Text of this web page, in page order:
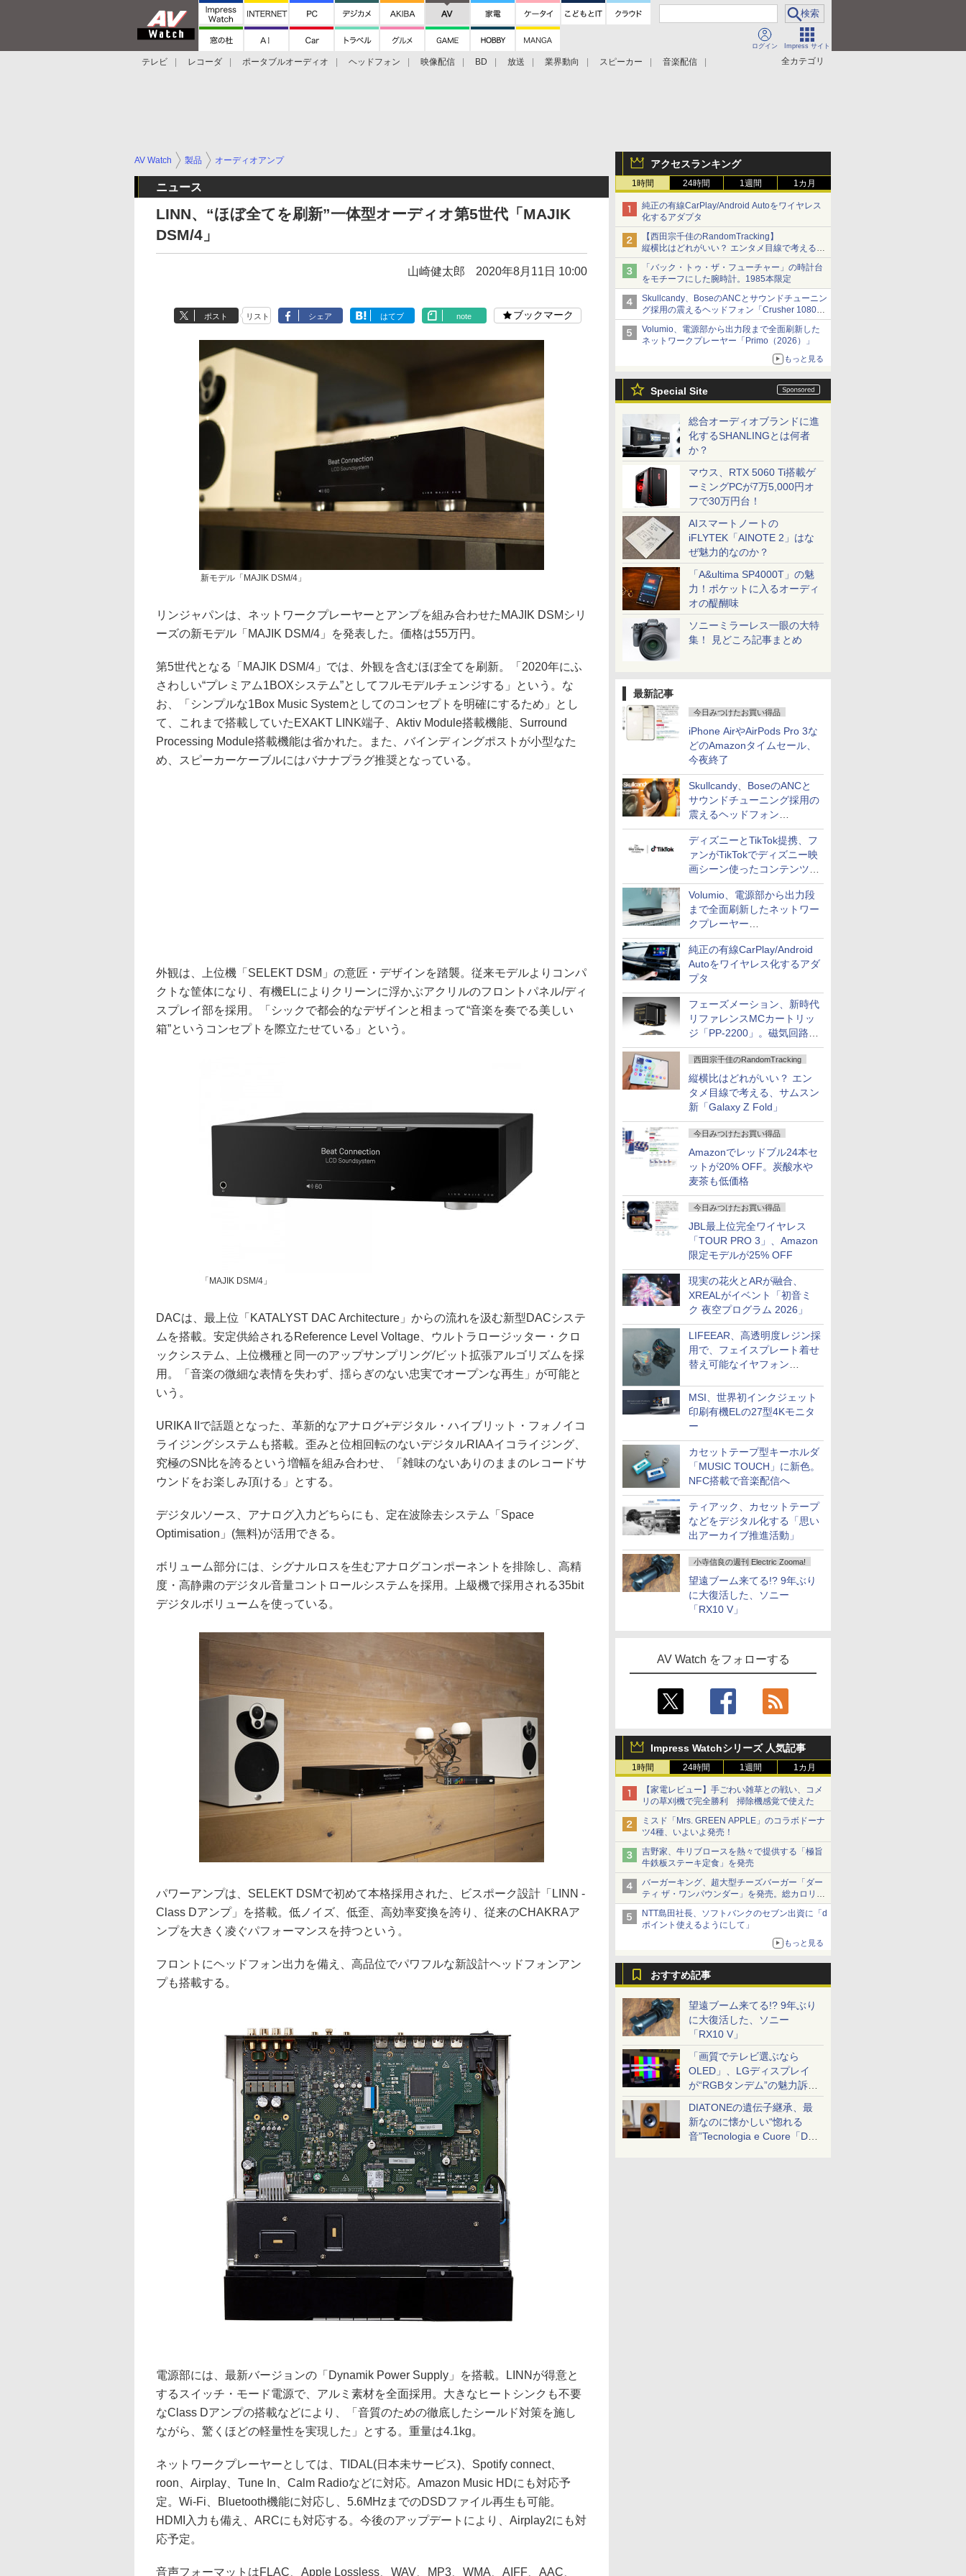
ログイン Impress サイト
全カテゴリ
テレビ レコーダ ポータブルオーディオ ヘッドフォン 映像配信 BD 放送 業界動向 スピーカー
音楽配信
アクセスランキング
1時間 24時間 1週間 1カ月
純正の有線CarPlay/Android Autoをワイヤレス
化するアダプタ
【西田宗千佳のRandomTracking】
縦横比はどれがいい？ エンタメ目線で考える、
サムスン新「Galaxy Z Fold」
「バック・トゥ・ザ・フューチャー」の時計台
をモチーフにした腕時計。1985本限定
Skullcandy、BoseのANCとサウンドチューニン
グ採用の震えるヘッドフォン「Crusher 1080
ANC」
Volumio、電源部から出力段まで全面刷新した
ネットワークプレーヤー「Primo（2026）」
もっと見る
Special Site
総合オーディオブランドに進
化するSHANLINGとは何者
か？
マウス、RTX 5060 Ti搭載ゲ
ーミングPCが7万5,000円オ
フで30万円台！
AIスマートノートの
iFLYTEK「AINOTE 2」はな
ぜ魅力的なのか？
「A&ultima SP4000T」の魅
力！ポケットに入るオーディ
オの醍醐味
ソニーミラーレス一眼の大特
集！ 見どころ記事まとめ
最新記事
今日みつけたお買い得品
iPhone AirやAirPods Pro 3な
どのAmazonタイムセール、
今夜終了
Skullcandy、BoseのANCと
サウンドチューニング採用の
震えるヘッドフォン
「Crusher 1080 ANC」
ディズニーとTikTok提携、フ
ァンがTikTokでディズニー映
画シーン使ったコンテンツ制
作、Disney+にも配信
Volumio、電源部から出力段
まで全面刷新したネットワー
クプレーヤー
「Primo（2026）」
純正の有線CarPlay/Android
Autoをワイヤレス化するアダ
プタ
フェーズメーション、新時代
リファレンスMCカートリッ
ジ「PP-2200」。磁気回路や
ハウジングを根本から見直し
西田宗千佳のRandomTracking
縦横比はどれがいい？ エン
タメ目線で考える、サムスン
新「Galaxy Z Fold」
今日みつけたお買い得品
Amazonでレッドブル24本セ
ットが20% OFF。炭酸水や
麦茶も低価格
今日みつけたお買い得品
JBL最上位完全ワイヤレス
「TOUR PRO 3」、Amazon
限定モデルが25% OFF
現実の花火とARが融合、
XREALがイベント「初音ミ
ク 夜空プログラム 2026」
LIFEEAR、高透明度レジン採
用で、フェイスプレート着せ
替え可能なイヤフォン
MSI、世界初インクジェット
印刷有機ELの27型4Kモニタ
ー
カセットテープ型キーホルダ
「MUSIC TOUCH」に新色。
NFC搭載で音楽配信へ
ティアック、カセットテープ
などをデジタル化する「思い
出アーカイブ推進活動」
小寺信良の週刊 Electric Zooma!
望遠ブーム来てる!? 9年ぶり
に大復活した、ソニー
「RX10 V」
AV Watch をフォローする
Impress Watchシリーズ 人気記事
1時間 24時間 1週間 1カ月
【家電レビュー】手ごわい雑草との戦い、コメ
リの草刈機で完全勝利 掃除機感覚で使えた
ミスド「Mrs. GREEN APPLE」のコラボドーナ
ツ4種、いよいよ発売！
吉野家、牛リブロースを熱々で提供する「極旨
牛鉄板ステーキ定食」を発売
バーガーキング、超大型チーズバーガー「ダー
ティ ザ・ワンパウンダー」を発売。総カロリー
約1656kcal、総重量約527g！
NTT島田社長、ソフトバンクのセブン出資に「d
ポイント使えるようにして」
もっと見る
おすすめ記事
望遠ブーム来てる!? 9年ぶり
に大復活した、ソニー
「RX10 V」
「画質でテレビ選ぶなら
OLED」、LGディスプレイ
が“RGBタンデム”の魅力訴
求。液晶とのガチ比較も
DIATONEの遺伝子継承、最
新なのに懐かしい“惚れる
音”Tecnologia e Cuore「DS-
AV Watch 製品 オーディオアンプ
ニュース
LINN、“ほぼ全てを刷新”一体型オーディオ第5世代「MAJIK
DSM/4」
山崎健太郎 2020年8月11日 10:00
ポスト リスト シェア はてブ note ブックマーク
新モデル「MAJIK DSM/4」
リンジャパンは、ネットワークプレーヤーとアンプを組み合わせたMAJIK DSMシリ
ーズの新モデル「MAJIK DSM/4」を発表した。価格は55万円。
第5世代となる「MAJIK DSM/4」では、外観を含むほぼ全てを刷新。「2020年にふ
さわしい“プレミアム1BOXシステム”としてフルモデルチェンジする」という。な
お、「シンプルな1Box Music Systemとしてのコンセプトを明確にするため」とし
て、これまで搭載していたEXAKT LINK端子、Aktiv Module搭載機能、Surround
Processing Module搭載機能は省かれた。また、バインディングポストが小型なた
め、スピーカーケーブルにはバナナプラグ推奨となっている。
外観は、上位機「SELEKT DSM」の意匠・デザインを踏襲。従来モデルよりコンパ
クトな筐体になり、有機ELによりクリーンに浮かぶアクリルのフロントパネル/ディ
スプレイ部を採用。「シックで都会的なデザインと相まって“音楽を奏でる美しい
箱”というコンセプトを際立たせている」という。
「MAJIK DSM/4」
DACは、最上位「KATALYST DAC Architecture」からの流れを汲む新型DACシステ
ムを搭載。安定供給されるReference Level Voltage、ウルトラロージッター・クロ
ックシステム、上位機種と同一のアップサンプリング/ビット拡張アルゴリズムを採
用。「音楽の微細な表情を失わず、揺らぎのない忠実でオープンな再生」が可能と
いう。
URIKA IIで話題となった、革新的なアナログ+デジタル・ハイブリット・フォノイコ
ライジングシステムも搭載。歪みと位相回転のないデジタルRIAAイコライジング、
究極のSN比を誇るという増幅を組み合わせ、「雑味のないありのままのレコードサ
ウンドをお楽しみ頂ける」とする。
デジタルソース、アナログ入力どちらにも、定在波除去システム「Space
Optimisation」(無料)が活用できる。
ボリューム部分には、シグナルロスを生むアナログコンポーネントを排除し、高精
度・高静粛のデジタル音量コントロールシステムを採用。上級機で採用される35bit
デジタルボリュームを使っている。
パワーアンプは、SELEKT DSMで初めて本格採用された、ビスポーク設計「LINN -
Class Dアンプ」を搭載。低ノイズ、低歪、高効率変換を誇り、従来のCHAKRAア
ンプを大きく凌ぐパフォーマンスを持つという。
フロントにヘッドフォン出力を備え、高品位でパワフルな新設計ヘッドフォンアン
プも搭載する。
電源部には、最新バージョンの「Dynamik Power Supply」を搭載。LINNが得意と
するスイッチ・モード電源で、アルミ素材を全面採用。大きなヒートシンクも不要
なClass Dアンプの搭載などにより、「音質のための徹底したシールド対策を施し
ながら、驚くほどの軽量性を実現した」とする。重量は4.1kg。
ネットワークプレーヤーとしては、TIDAL(日本未サービス)、Spotify connect、
roon、Airplay、Tune In、Calm Radioなどに対応。Amazon Music HDにも対応予
定。Wi-Fi、Bluetooth機能に対応し、5.6MHzまでのDSDファイル再生も可能。
HDMI入力も備え、ARCにも対応する。今後のアップデートにより、Airplay2にも対
応予定。
音声フォーマットはFLAC、Apple Lossless、WAV、MP3、WMA、AIFF、AAC、